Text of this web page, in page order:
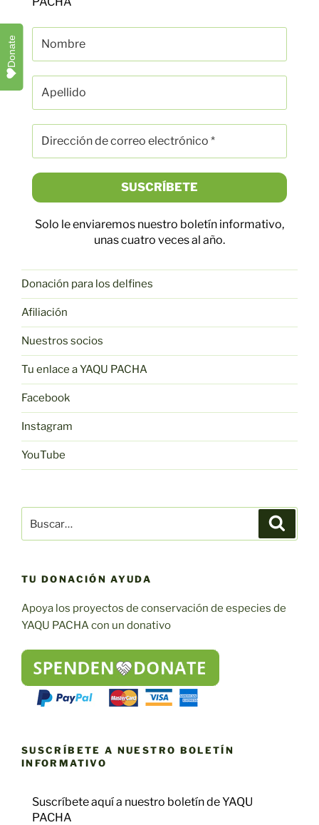
Solo le enviaremos nuestro boletín informativo,
unas cuatro veces al año.
Donación para los delfines
Afiliación
Nuestros socios
Tu enlace a YAQU PACHA
Facebook
Instagram
YouTube
TU DONACIÓN AYUDA
Apoya los proyectos de conservación de especies de
YAQU PACHA con un donativo
SUSCRÍBETE A NUESTRO BOLETÍN
INFORMATIVO
Suscríbete aquí a nuestro boletín de YAQU
PACHA
Donate